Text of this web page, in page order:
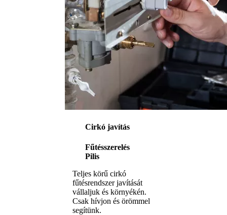
Cirkó javítás
Fűtésszerelés
Pilis
Teljes körű cirkó
fűtésrendszer javítását
vállaljuk és környékén.
Csak hívjon és örömmel
segítünk.